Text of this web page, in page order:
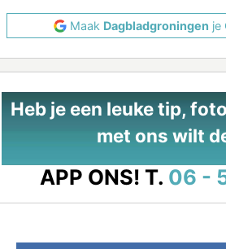
Maak Dagbladgroningen je
Heb je een leuke tip,
met ons wilt
APP ONS! T. 06 -